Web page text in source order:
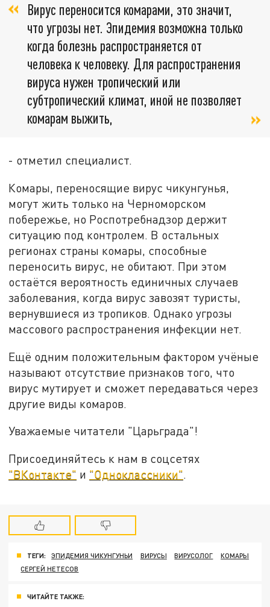
Вирус переносится комарами, это значит,
что угрозы нет. Эпидемия возможна только
когда болезнь распространяется от
человека к человеку. Для распространения
вируса нужен тропический или
субтропический климат, иной не позволяет
комарам выжить,
- отметил специалист.
Комары, переносящие вирус чикунгунья,
могут жить только на Черноморском
побережье, но Роспотребнадзор держит
ситуацию под контролем. В остальных
регионах страны комары, способные
переносить вирус, не обитают. При этом
остаётся вероятность единичных случаев
заболевания, когда вирус завозят туристы,
вернувшиеся из тропиков. Однако угрозы
массового распространения инфекции нет.
Ещё одним положительным фактором учёные
называют отсутствие признаков того, что
вирус мутирует и сможет передаваться через
другие виды комаров.
Уважаемые читатели "Царьграда"!
Присоединяйтесь к нам в соцсетях
"ВКонтакте" и "Одноклассники".
ТЕГИ: ЭПИДЕМИЯ ЧИКУНГУНЬИ ВИРУСЫ ВИРУСОЛОГ
КОМАРЫ
СЕРГЕЙ НЕТЕСОВ
ЧИТАЙТЕ ТАКЖЕ: